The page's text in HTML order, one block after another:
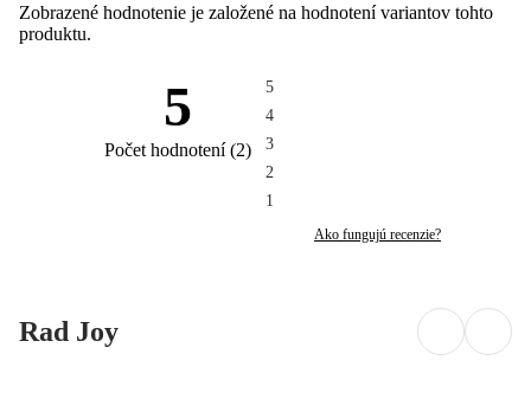
Zobrazené hodnotenie je založené na hodnotení variantov tohto
produktu.
5
Počet hodnotení(2)
5
4
3
2
1
Ako fungujú recenzie?
Rad Joy